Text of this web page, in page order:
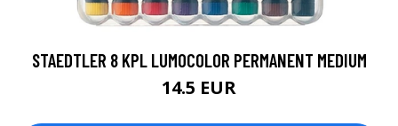
STAEDTLER 8 KPL LUMOCOLOR PERMANENT MEDIUM
14.5 EUR